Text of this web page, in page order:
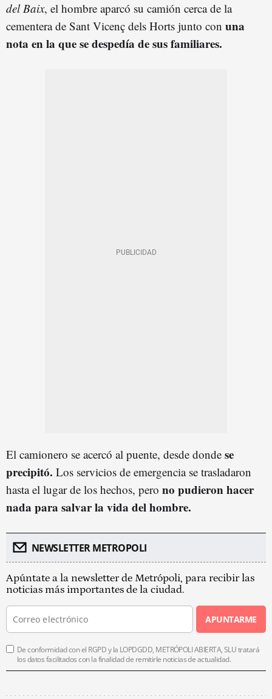
del Baix, el hombre aparcó su camión cerca de la
cementera de Sant Vicenç dels Horts junto con una
nota en la que se despedía de sus familiares.
El camionero se acercó al puente, desde donde se
precipitó. Los servicios de emergencia se trasladaron
hasta el lugar de los hechos, pero no pudieron hacer
nada para salvar la vida del hombre.
NEWSLETTER METROPOLI
Apúntate a la newsletter de Metrópoli, para recibir las
noticias más importantes de la ciudad.
APUNTARME
De conformidad con el RGPD y la LOPDGDD, METRÓPOLI ABIERTA, SLU tratará
los datos facilitados con la finalidad de remitirle noticias de actualidad.